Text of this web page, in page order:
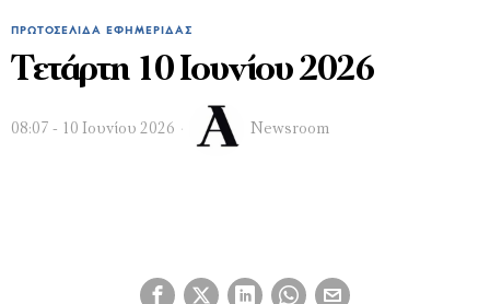
ΠΡΩΤΟΣΈΛΙΔΑ ΕΦΗΜΕΡΊΔΑΣ
Τετάρτη 10 Ιουνίου 2026
08:07 - 10 Ιουνίου 2026 Newsroom